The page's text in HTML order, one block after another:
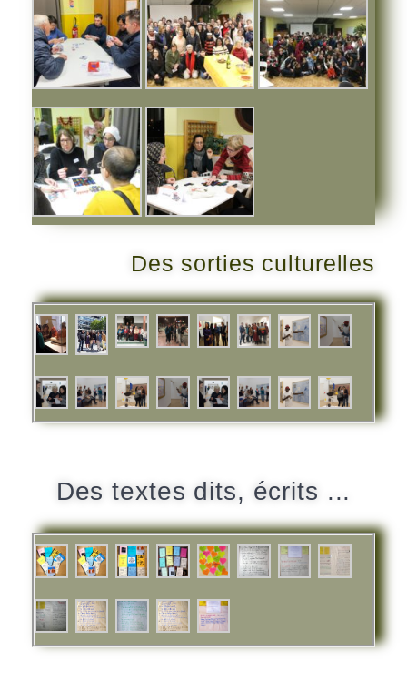
Des sorties culturelles
Des textes dits, écrits ...